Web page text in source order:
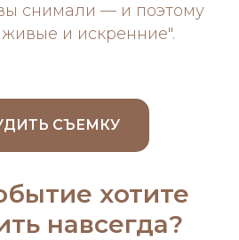
снимали — и поэтому
и искренние".
СЪЕМКУ
хотите
навсегда?